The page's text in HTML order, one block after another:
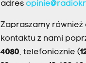
adres
Zapraszamy również
kontaktu z nami
4080, telefonicznie (